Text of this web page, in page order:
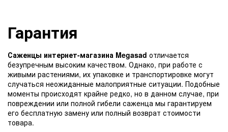
Гарантия
Саженцы интернет-магазина Megasad отличается
безупречным высоким качеством. Однако, при работе с
живыми растениями, их упаковке и транспортировке могут
случаться неожиданные малоприятные ситуации. Подобные
моменты происходят крайне редко, но в данном случае, при
повреждении или полной гибели саженца мы гарантируем
его бесплатную замену или полный возврат стоимости
товара.